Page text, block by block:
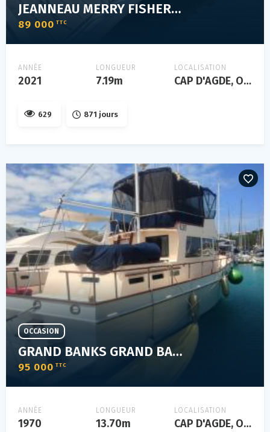
JEANNEAU MERRY FISHER 795 SERIE 2
89 000 TTC
ANNÉE
2021
LONGUEUR
7.19m
LOCALISATION
CAP D'AGDE, Occitanie, FRANCE
629 871 jours
GRAND BANKS GRAND BANKS 42
95 000 TTC
OCCASION
ANNÉE
1970
LONGUEUR
13.70m
LOCALISATION
CAP D'AGDE, Occitanie, FRANCE